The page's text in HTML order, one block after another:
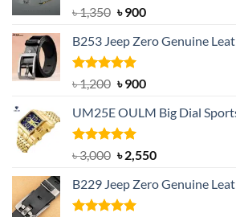
৳1,350 Original
was:
৳ 1,350.
৳900Current
is:
B253 Jeep Zero Genuine
Rated5.00
out of 5
৳1,200 Original
was:
৳ 1,200.
৳900Current
is:
UM25E OULM Big Dial
Rated5.00
out of 5
৳3,000 Original
was:
৳ 3,000.
৳2,550Current
is:
B229 Jeep Zero Genuine